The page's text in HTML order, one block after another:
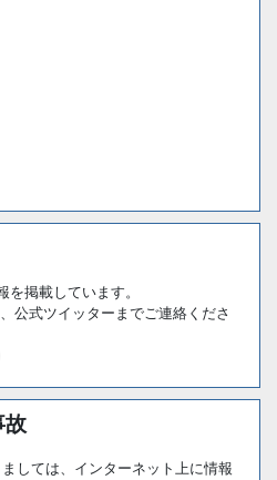
掲載しています。
公式ツイッターまでご連絡くださ
故
しては、インターネット上に情報